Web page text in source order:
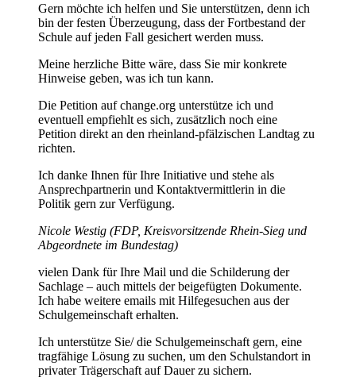
Gern möchte ich helfen und Sie unterstützen, denn ich
bin der festen Überzeugung, dass der Fortbestand der
Schule auf jeden Fall gesichert werden muss.
Meine herzliche Bitte wäre, dass Sie mir konkrete
Hinweise geben, was ich tun kann.
Die Petition auf change.org unterstütze ich und
eventuell empfiehlt es sich, zusätzlich noch eine
Petition direkt an den rheinland-pfälzischen Landtag zu
richten.
Ich danke Ihnen für Ihre Initiative und stehe als
Ansprechpartnerin und Kontaktvermittlerin in die
Politik gern zur Verfügung.
Nicole Westig (FDP, Kreisvorsitzende Rhein-Sieg und
Abgeordnete im Bundestag)
vielen Dank für Ihre Mail und die Schilderung der
Sachlage – auch mittels der beigefügten Dokumente.
Ich habe weitere emails mit Hilfegesuchen aus der
Schulgemeinschaft erhalten.
Ich unterstütze Sie/ die Schulgemeinschaft gern, eine
tragfähige Lösung zu suchen, um den Schulstandort in
privater Trägerschaft auf Dauer zu sichern.